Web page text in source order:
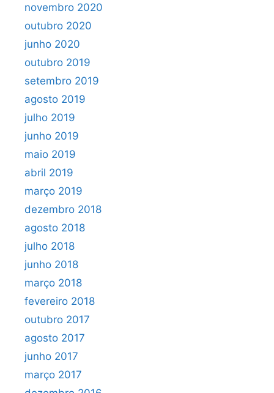
novembro 2020
outubro 2020
junho 2020
outubro 2019
setembro 2019
agosto 2019
julho 2019
junho 2019
maio 2019
abril 2019
março 2019
dezembro 2018
agosto 2018
julho 2018
junho 2018
março 2018
fevereiro 2018
outubro 2017
agosto 2017
junho 2017
março 2017